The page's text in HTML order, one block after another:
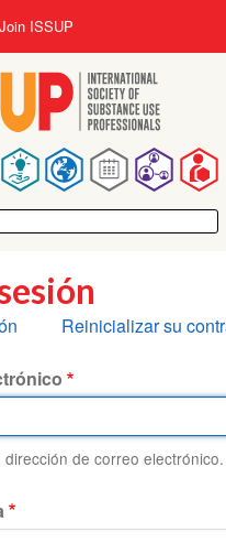
Join ISSUP
Reinicializar su
dirección de correo electrónico.